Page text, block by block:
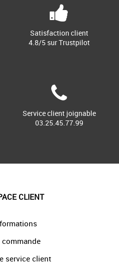
Satisfaction client
4.8/5 sur Trustpilot
Service client joignable
03.25.45.77.99
CLIENT
service client